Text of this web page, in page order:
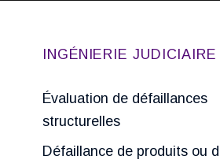
INGÉNIERIE
Évaluation de défaillances
structurelles
Défaillance de produits ou